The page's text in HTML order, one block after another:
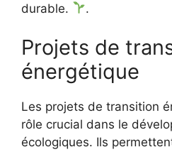
durable.
.
Projets de
énergétique
Les projets de transition
rôle crucial dans le
écologiques. Ils